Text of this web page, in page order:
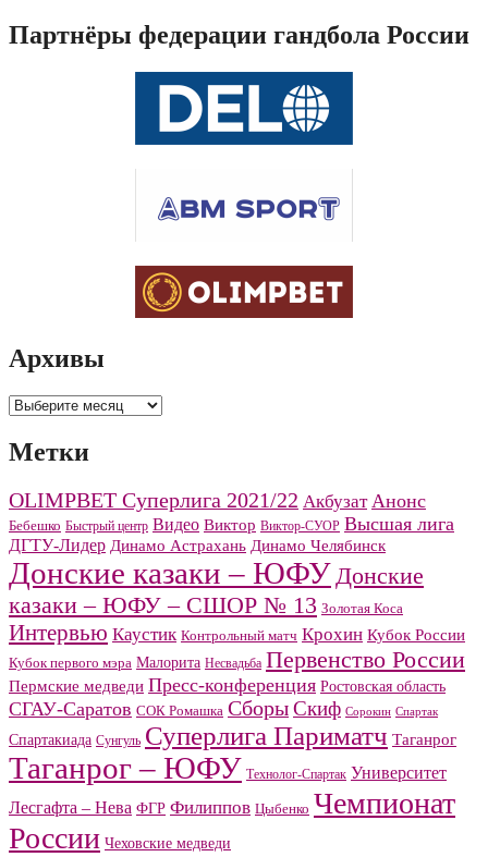
Партнёры федерации гандбола России
Архивы
Архивы
Метки
OLIMPBET Суперлига 2021/22 Акбузат Анонс
Бебешко Быстрый центр Видео Виктор Виктор-СУОР Высшая лига
ДГТУ-Лидер Динамо Астрахань Динамо Челябинск
Донские казаки – ЮФУДонские
казаки – ЮФУ – СШОР № 13 Золотая Коса
Интервью Каустик Контрольный матч Крохин Кубок России
Кубок первого мэра Малорита Несвадьба Первенство России
Пермские медведи Пресс-конференция Ростовская область
СГАУ-Саратов СОК Ромашка СборыСкиф Сорокин Спартак
Спартакиада Сунгуль Суперлига Париматч Таганрог
Таганрог – ЮФУ Технолог-Спартак Университет
Лесгафта – Нева ФГР Филиппов Цыбенко Чемпионат
России Чеховские медведи